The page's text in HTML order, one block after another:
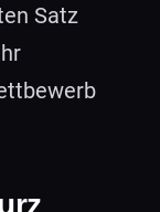
Satz